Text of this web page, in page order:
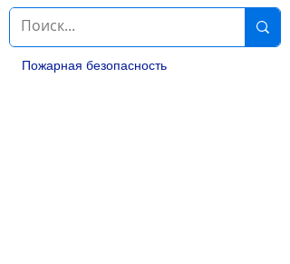
Пожарная безопасность